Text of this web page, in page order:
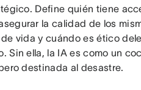
Define quién tiene
la calidad de los
vida y cuándo es ético
Sin ella, la IA es como un
destinada al desastre.